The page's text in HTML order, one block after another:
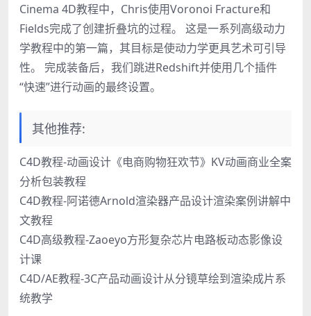
Cinema 4D教程中，Chris使用Voronoi Fracture和
Fields完成了创建折叠坑的过程。 这是一系列高级动力
学教程中的第一篇，其目标是使动力学更具艺术可引导
性。 完成装备后，我们跳进Redshift并使用几个插件
“快速”进行动画的最终设置。
其他推荐:
C4D教程-动画设计《电商购物狂欢节》KV动画商业全案
分析包装教程
C4D教程-阿诺德Arnold渲染器产品设计渲染案例讲解中
文教程
C4D高级教程-Zaoeyo方形复杂芯片电路板动态影像设
计课
C4D/AE教程-3C产品动画设计从分镜草绘到渲染成片系
统教学